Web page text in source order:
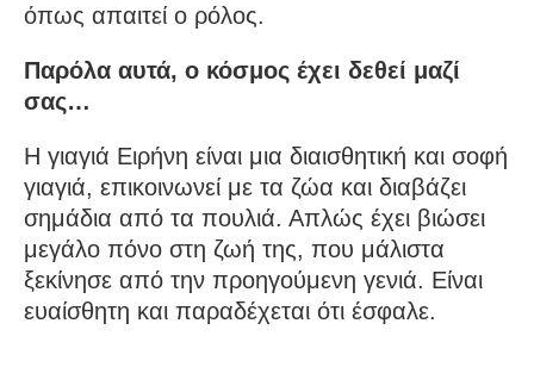
όπως απαιτεί ο ρόλος.
Παρόλα αυτά, ο κόσμος έχει δεθεί μαζί
σας…
Η γιαγιά Ειρήνη είναι μια διαισθητική και σοφή
γιαγιά, επικοινωνεί με τα ζώα και διαβάζει
σημάδια από τα πουλιά. Απλώς έχει βιώσει
μεγάλο πόνο στη ζωή της, που μάλιστα
ξεκίνησε από την προηγούμενη γενιά. Είναι
ευαίσθητη και παραδέχεται ότι έσφαλε.